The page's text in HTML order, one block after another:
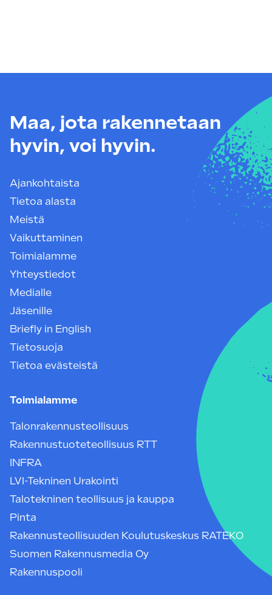
Maa, jota rakennetaan
hyvin, voi hyvin.
Ajankohtaista
Tietoa alasta
Meistä
Vaikuttaminen
Toimialamme
Yhteystiedot
Medialle
Jäsenille
Briefly in English
Tietosuoja
Tietoa evästeistä
Toimialamme
Talonrakennusteollisuus
Rakennustuoteteollisuus RTT
INFRA
LVI-Tekninen Urakointi
Talotekninen teollisuus ja kauppa
Pinta
Rakennusteollisuuden Koulutuskeskus RATEKO
Suomen Rakennusmedia Oy
Rakennuspooli